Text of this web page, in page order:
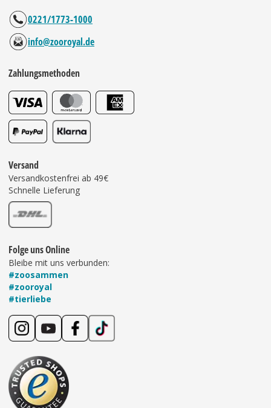
0221/1773-1000
info@zooroyal.de
Zahlungsmethoden
Versand
Versandkostenfrei ab 49€
Schnelle Lieferung
Folge uns Online
Bleibe mit uns verbunden:
#zoosammen
#zooroyal
#tierliebe